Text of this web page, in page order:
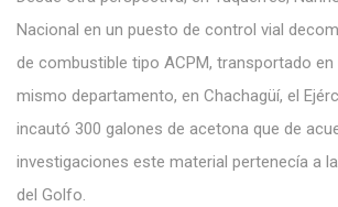
Nacional en un puesto de control vial
de combustible tipo ACPM, transportado en
mismo departamento, en Chachagüí, el
incautó 300 galones de acetona que de
investigaciones este material pertenecía a
del Golfo.